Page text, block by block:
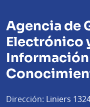
Agencia de
Electrónico
Información
Dirección: Liniers